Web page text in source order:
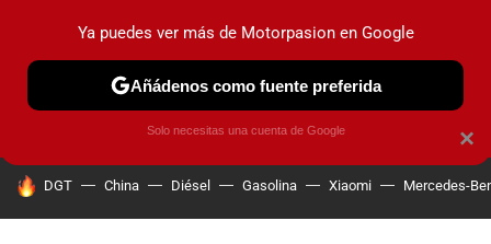
PRUEBAS COCHES ELÉCTRICOS OBSERVATORIO
HOY SE HABLA DE
DGT China Diésel Gasolina Xiaomi Mercedes-
×
Ya puedes ver más de Motorpasion en Google
Añádenos como fuente preferida
Solo necesitas una cuenta de Google